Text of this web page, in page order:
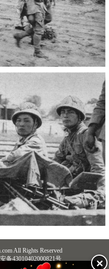
All Rights Reserved
备43010402000821号
沙市互联网违法和不良信息举报中心✕